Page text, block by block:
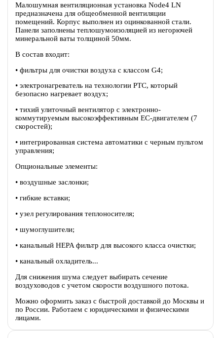
Малошумная вентиляционная установка Node4 LN
предназначена для общеобменной вентиляции
помещений. Корпус выполнен из оцинкованной стали.
Панели заполнены теплошумоизоляцией из негорючей
минеральной ваты толщиной 50мм.
В состав входит:
• фильтры для очистки воздуха с классом G4;
• электронагреватель на технологии PTC, который
безопасно нагревает воздух;
• тихий улиточный вентилятор c электронно-
коммутируемым высокоэффективным EC-двигателем (7
скоростей);
• интегрированная система автоматики с черным пультом
управления;
Опциональные элементы:
• воздушные заслонки;
• гибкие вставки;
• узел регулирования теплоносителя;
• шумоглушители;
• канальный HEPA фильтр для высокого класса очистки;
• канальный охладитель...
Для снижения шума следует выбирать сечение
воздуховодов с учетом скорости воздушного потока.
Можно оформить заказ с быстрой доставкой до Москвы и
по России. Работаем с юридическими и физическими
лицами.